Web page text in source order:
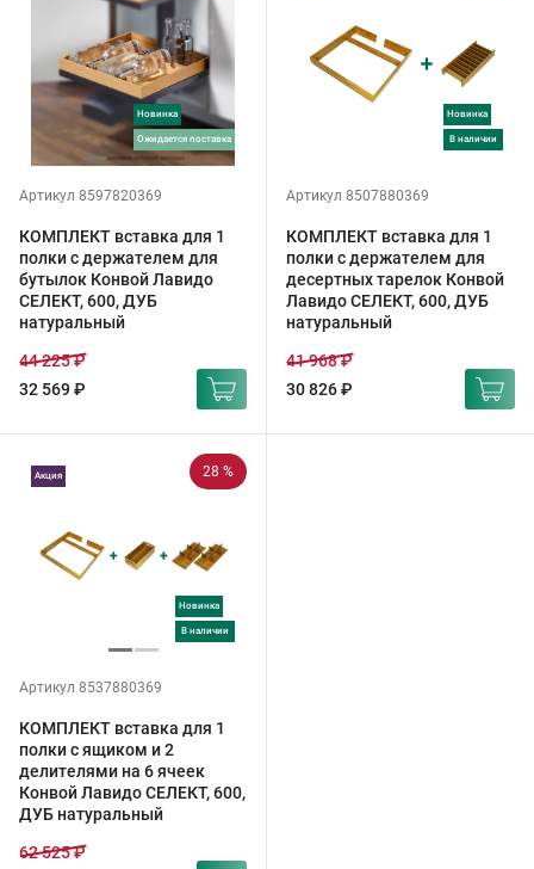
Новинка
ожидается поставка
Артикул 8597820369
КОМПЛЕКТ вставка для 1
полки с держателем для
бутылок Конвой Лавидо
СЕЛЕКТ, 600, ДУБ
натуральный
32 569 ₽
44 225 ₽
Новинка
в наличии
Артикул 8507880369
КОМПЛЕКТ вставка для 1
полки с держателем для
десертных тарелок Конвой
Лавидо СЕЛЕКТ, 600, ДУБ
натуральный
30 826 ₽
41 968 ₽
28 %
Новинка
в наличии
Акция
Артикул 8537880369
КОМПЛЕКТ вставка для 1
полки с ящиком и 2
делителями на 6 ячеек
Конвой Лавидо СЕЛЕКТ, 600,
ДУБ натуральный
62 525 ₽